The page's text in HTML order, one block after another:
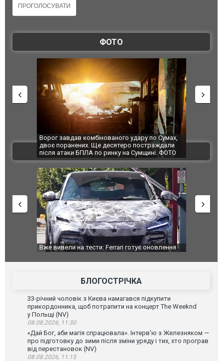
ФОТО
Ворог завдав комбінованого удару по Сумах,
двоє поранених. Ще десятеро постраждали
після атаки БПЛА по ринку на Сумщині. ФОТО
За 2000
Єкатеринбурзі
склад
ВІДЕО
Вже вивели на тести: Ferrari готує оновлення
Вийшов
фільму
БЛОГОСТРІЧКА
33-річний чоловік з Києва намагався підкупити
прикордонника, щоб потрапити на концерт The Weeknd
у Польщі (NV)
08.08.2026, 11:30
«Дай Бог, аби магія спрацювала». Інтерв'ю з Железняком —
про підготовку до зими після зміни уряду і тих, хто програв
від перестановок (NV)
08.08.2026, 11:15